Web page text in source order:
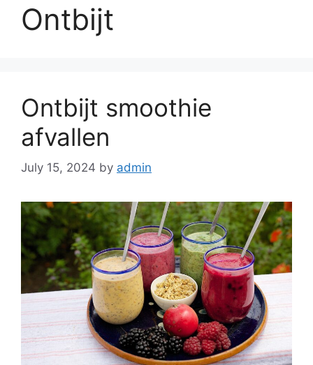
Ontbijt
Ontbijt smoothie
afvallen
July 15, 2024 by admin